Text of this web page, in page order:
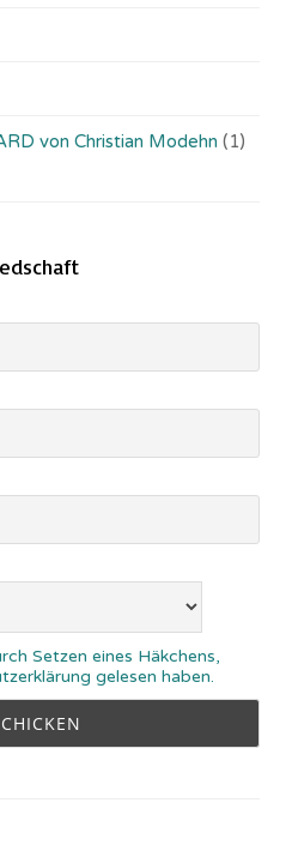
von Christian Modehn (1)
Setzen eines Häkchens,
gelesen haben.